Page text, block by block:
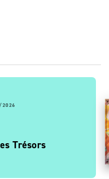
Trésors